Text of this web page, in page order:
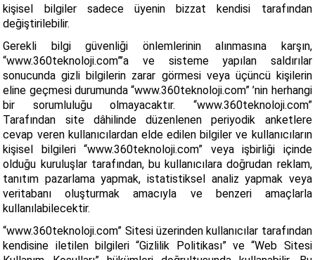
kişisel bilgiler sadece üyenin bizzat kendisi tarafından
değiştirilebilir.
Gerekli bilgi güvenliği önlemlerinin alınmasına karşın,
“www.360teknoloji.com”’a ve sisteme yapılan saldırılar
sonucunda gizli bilgilerin zarar görmesi veya üçüncü kişilerin
eline geçmesi durumunda “www.360teknoloji.com” ’nin herhangi
bir sorumluluğu olmayacaktır. “www.360teknoloji.com”
Tarafından site dâhilinde düzenlenen periyodik anketlere
cevap veren kullanıcılardan elde edilen bilgiler ve kullanıcıların
kişisel bilgileri “www.360teknoloji.com” veya işbirliği içinde
olduğu kuruluşlar tarafından, bu kullanıcılara doğrudan reklam,
tanıtım pazarlama yapmak, istatistiksel analiz yapmak veya
veritabanı oluşturmak amacıyla ve benzeri amaçlarla
kullanılabilecektir.
“www.360teknoloji.com” Sitesi üzerinden kullanıcılar tarafından
kendisine iletilen bilgileri “Gizlilik Politikası” ve “Web Sitesi